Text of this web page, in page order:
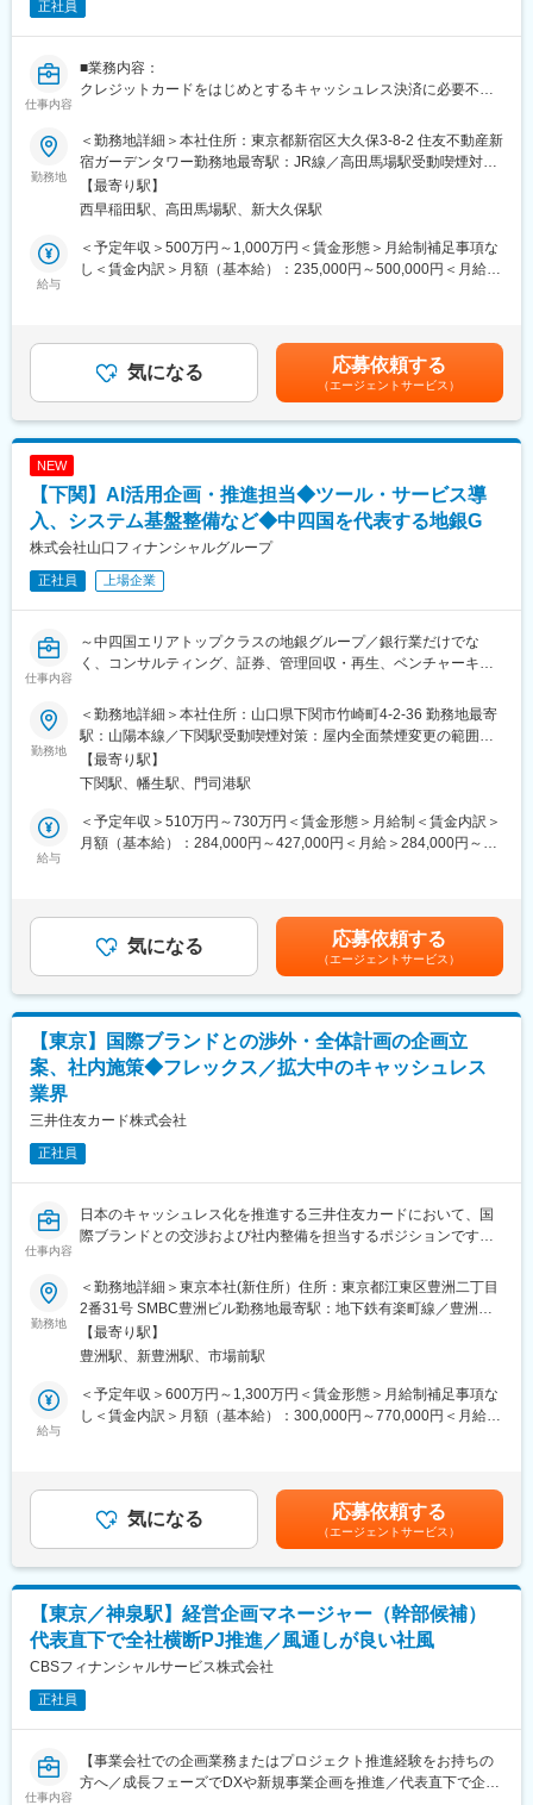
担当サービスを持ち、業務理解を深めたうえで、業務改善テーマ
を設定し、QCD向上を目的とした企画・実行を担うポジションへ
また、BIツールを活用した業務要件の整理や運用設計、生成AIな
どのデジタル技術を取り入れた業務改革にも取り組んでいただき
ます。
・日常の買い物やサービス利用の裏側を支える「決済インフラ」
を担う一員として、社会に直結する仕事に携われます。
ェクトマネジメントスキルを実務を通じて習得できます。
・プレゼンテーション力や業務改善スキルなど、汎用性の高いビ
ジネススキルの向上が可能です。
件の整理・上流工程の要件定義を担えるポジションです。
正社員
仕事内容
■業務内容：
クレジットカードをはじめとするキャッシュレス決済に必要不可
業開発をお任せします。ご入社後はこれまでのご経験に合わせた
役割をお任せします。
2025年のキャッシュレス決済比率は堅調に上昇し、
58.0％（162.7兆円）となり、経済産業省が策定した「80％」に
向けて堅調に推移しています。
当社はキャッシュレス決済の裏側のネットワークを運営してお
り、上記のようにキャッシュレス決済市場・自社の売上共に急拡
分野へのナレッジや経験のある人材の登用も積極的に行って参り
ます。
ション等
・市場動向調査・競合分析
・新規アライアンス構築に向けたパートナー企業との交渉
から、業務を通じて社会への貢献をご実感いただくことができま
す。
る企画業務にチャレンジできる環境がございます。
・主なステークホルダーは、経営層、営業・システム部門、パー
トナー企業（大手キャッシュレス事業者・加盟店・決済インフラ
事業者等）、ベンダー・コンサルタント等、多岐に渡ります。プ
っての成長機会が多くございます。また、弊社のメインビジネス
がストック型という特徴から、一つのプロジェクトが数カ月以上
変更の範囲：会社の定める業務
勤務地
＜勤務地詳細＞本社住所：東京都新宿区大久保3-8-2 住友不動産新
宿ガーデンタワー勤務地最寄駅：JR線／高田馬場駅受動喫煙対
策：屋内喫煙可能場所あり変更の範囲：会社の定める事業所（リ
モートワーク含む）
【最寄り駅】
西早稲田駅、高田馬場駅、新大久保駅
給与
＜予定年収＞500万円～1,000万円＜賃金形態＞月給制補足事項な
し＜賃金内訳＞月額（基本給）：235,000円～500,000円＜月給＞
は、ライフプラン年金（企業型確定拠出年金）の掛金として指定
の配分で拠出する選択が可能であり、ライフプラン年金を選択し
た場合には、基本給から指定したライフプラン年金相当額を除
く。賃金はあくまでも目安の金額であり、選考を通じて上下する
可能性があります。月給(月額)は固定手当を含めた表記です。
気になる 応募依頼する
（エージェントサービス）
NEW
【下関】AI活用企画・推進担当◆ツール・サービス導
入、システム基盤整備など◆中四国を代表する地銀G
株式会社山口フィナンシャルグループ
正社員 上場企業
仕事内容
～中四国エリアトップクラスの地銀グループ／銀行業だけでな
く、コンサルティング、証券、管理回収・再生、ベンチャーキャ
■職務内容
当社は中期経営計画（2025&#8211;2029）において、AI・データ
を活用した意思決定および業務遂行が日常的に行われる組織への
変革を掲げています。本ポジションでは、その実現に向けたAI活
用施策の企画から実装・定着までを担っていただきます。
ただきます。また、AI活用を支えるシステム基盤の整備や、既存
AIツールの利活用促進、LINE WORKSなど業務用スマートフォン
環境の利便性向上に向けた施策立案にも関与いただきます。
で、全社の業務高度化と生産性向上を実現していただく役割で
す。
◎ 組織変革の中核テーマに関われる
実証実験や導入だけでなく、現場での活用定着や効果創出まで関
与できるため、自らの取り組みが業務変革につながる実感を得ら
◎ 「金融×AI×業務改革」の実務経験を獲得できる
金融機関としての高い信頼性・精度が求められる環境の中で、AI
活用の実践経験を積むことができ、汎用性の高いDX推進スキルを
身につけられます。
金融機関としての安定した事業基盤を背景にしながら、AI活用と
いう新しい領域に腰を据えて取り組めるため、中長期的なキャリ
勤務地
＜勤務地詳細＞本社住所：山口県下関市竹崎町4-2-36 勤務地最寄
駅：山陽本線／下関駅受動喫煙対策：屋内全面禁煙変更の範囲：
会社の定める事業所（リモートワーク含む）
【最寄り駅】
下関駅、幡生駅、門司港駅
給与
＜予定年収＞510万円～730万円＜賃金形態＞月給制＜賃金内訳＞
月額（基本給）：284,000円～427,000円＜月給＞284,000円～
支給賃金はあくまでも目安の金額であり、選考を通じて上下する
可能性があります。月給(月額)は固定手当を含めた表記です。
気になる 応募依頼する
（エージェントサービス）
【東京】国際ブランドとの渉外・全体計画の企画立
案、社内施策◆フレックス／拡大中のキャッシュレス
業界
三井住友カード株式会社
正社員
仕事内容
日本のキャッシュレス化を推進する三井住友カードにおいて、国
際ブランドとの交渉および社内整備を担当するポジションです。
リレーションの基本方針、全体計画の企画立案、及び社内施策の
総合調整を行います。
【職務内容】
■各国際ブランドの「総合渉外窓口」業務
・国際ブランドの戦略を理解し、当社戦略に最大限活用するため
の各種企画立案・実行
・社内関連部への連携・相談、ルール準拠の為のシステム開発対
応、ブランド交渉
等の上流概念から携わることが可能です。
■三井住友カードの業務を「国際ブランド」という根幹で支え、グ
ローバル企業とのパートナーシップを通じた取り組みは、当社の
収益構造にも直結するダイナミックかつエキサイティングな業務
です。
【配属部署】
国際本部/国際企画部
・国際ブランドとの「総合窓口」として、当社戦略の実現、優位
性確保のため、時にはハードな交渉を行いながら信頼関係を強化
勤務地
＜勤務地詳細＞東京本社(新住所）住所：東京都江東区豊洲二丁目
2番31号 SMBC豊洲ビル勤務地最寄駅：地下鉄有楽町線／豊洲駅
受動喫煙対策：屋内全面禁煙変更の範囲：会社の定める事業所
【最寄り駅】
豊洲駅、新豊洲駅、市場前駅
給与
＜予定年収＞600万円～1,300万円＜賃金形態＞月給制補足事項な
し＜賃金内訳＞月額（基本給）：300,000円～770,000円＜月給＞
月）賃金はあくまでも目安の金額であり、選考を通じて上下する
可能性があります。月給(月額)は固定手当を含めた表記です。
気になる 応募依頼する
（エージェントサービス）
【東京／神泉駅】経営企画マネージャー（幹部候補）
代表直下で全社横断PJ推進／風通しが良い社風
CBSフィナンシャルサービス株式会社
正社員
仕事内容
【事業会社での企画業務またはプロジェクト推進経験をお持ちの
方へ／成長フェーズでDXや新規事業企画を推進／代表直下で企画